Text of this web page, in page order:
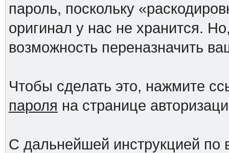
пароль, поскольку
оригинал у нас не хранится.
возможность переназначить
Чтобы сделать это, нажмите
пароля на странице
С дальнейшей инструкцией по